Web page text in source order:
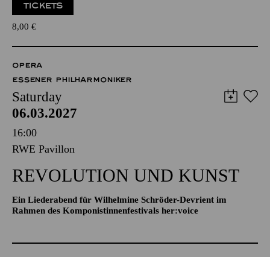
TICKETS
8,00 €
OPERA
ESSENER PHILHARMONIKER
Saturday
06.03.2027
16:00
RWE Pavillon
REVOLUTION UND KUNST
Ein Liederabend für Wilhelmine Schröder-Devrient im
Rahmen des Komponistinnenfestivals her:voice